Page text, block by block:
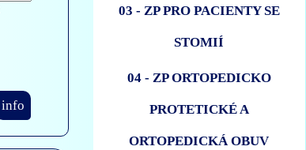
info
03 - ZP PRO PACIENTY SE
STOMIÍ
04 - ZP ORTOPEDICKO
PROTETICKÉ A
ORTOPEDICKÁ OBUV